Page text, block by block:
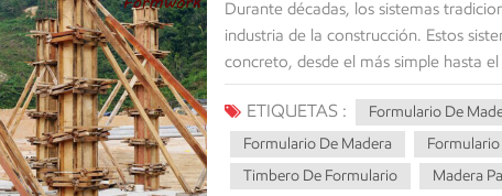
Durante décadas, los sistemas tradicionales de forma de madera han sido un regalo del cielo en la industria de la construcción. Estos sistemas proporcionan soluciones versátiles para dar forma al concreto, desde el más simple hasta el más complejo. Ya sea que esté involucrado en un pequeño proyecto nacional o infraestructura a gran escala, las técnicas de forma de madera deben ser conocidas por su construcción efectiva. Los detalles sobre el trabajo de madera tradicional en esta guía incluyen sus características, ventajas, desventajas y, finalmente, una comparación entre la forma de madera y otras alternativas modernas. ¿Cuál es el trabajo de madera tradicional? La formulario de madera tiene que ver con el uso de madera en aplicaciones de trabajo de concreto y el ensamblaje de persianas de madera utilizadas para crear formas que contengan concreto húmedo hasta que se solidifique y gana la resistencia necesaria. Dicho forma de trabajo se ha aplicado ampliamente como resultado de su disponibilidad, fácil personalización y una mejor adaptabilidad a las estructuras complejas. Tipos de forma de madera Existen varios tipos de madera para el trabajo, cada uno adecuado para diferentes necesidades de construcción: Formulario de madera tradicionalEl trabajo de madera tradicional es esencialmente el tipo de trabajo de madera general que comprende tableros y listones. Al ser el tipo más común de forma de madera utilizada en la construcción, esto es muy barato y está disponible eminentemente para su uso; Por lo tanto, es más aplicable para pequeños sitios de construcción. Sin embargo, el trabajo de madera tradicional requiere un corte y ensamblaje manual, por lo tanto, es más laborioso que otras formas de obra de madera. La propiedad misma de la madera que es fácilmente modificable permite también que la forma de madera tradicional se convierta en formas irregulares y complicadas. Formulario de madera contrachapadaFormulario de madera contrachapada se refiere a un trabajo hecho de madera contrachapada impermeable para material de superficie y soportado por un marco de madera. En comparación con la madera de corte áspero, la forma de madera contrachapada es popular porque ofrece un acabado de concreto mucho mejor y más suave y puede usarse regularmente muchas veces si se mantiene adecuadamente.La forma de madera contrachapada se usa generalmente para estructuras horizontales y verticales, como paredes, losas y vigas. Formulario de hazEl formulario de haz es un sistema de formulario que consiste en vigas de madera, madera contrachapada y elementos de soporte como acero o puntales de aluminio. En comparación con los paneles de madera tradicionales, la forma de haz tiene una mayor capacidad de carga. La forma de haz a menudo se usa en grandes estructuras de concreto, como puentes, losas y edificios de gran altura, y es una opción reutilizable y económica. Forma de madera de ingenieríaCon el uso de madera de chapa laminada LVL o Glulam, la forma de madera diseñada es más duradera que la madera habitual, con una mejor resistencia de carga, estabilidad y funciones de reutilización. El formulario de madera de ingeniería es considerablemente más eficiente material y sostenible que la madera tradicional y a menudo se usa en estructuras permanentes o semipermanentes. Formulario de columna de maderaSe considera que el formulario de la columna de madera es ese trabajo de madera o madera contrachapada que se fortalece mediante el uso de marcos de acero o madera. Se puede ajustar fácilmente para alturas y diámetros de columna variados. Está diseñado para columnas de concreto redonda, cuadrada o rectangular y tiene la capacidad de proporcionar buena resistencia y soporte para estructuras de concreto vertical. Formulario de tableroEl formulario de tablero
ETIQUETAS : Formulario De
Formulario De Madera
Formulario
Timbero De Formulario
Madera